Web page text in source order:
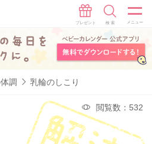
調 乳輪のしこり
閲覧数：532